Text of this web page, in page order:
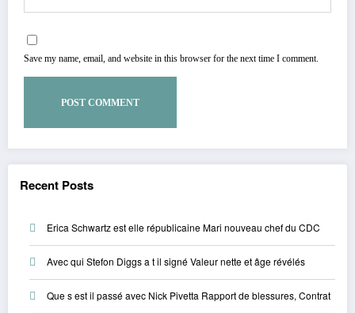
Save my name, email, and website in this browser for the next time I comment.
Recent Posts
Erica Schwartz est elle républicaine Mari nouveau chef du CDC
Avec qui Stefon Diggs a t il signé Valeur nette et âge révélés
Que s est il passé avec Nick Pivetta Rapport de blessures, Contrat